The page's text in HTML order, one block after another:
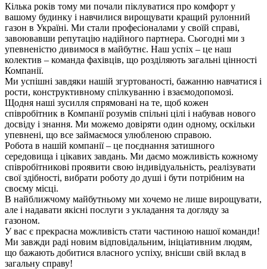
Кілька років тому ми почали піклуватися про комфорт у
вашому будинку і навчилися вирощувати кращий рулонний
газон в Україні. Ми стали професіоналами у своїй справі,
завоювавши репутацію надійного партнера. Сьогодні ми з
упевненістю дивимося в майбутнє. Наш успіх – це наш
колектив – команда фахівців, що розділяють загальні цінності
Компанії.
Ми успішні завдяки нашій згуртованості, бажанню навчатися і
рости, конструктивному спілкуванню і взаємодопомозі.
Щодня наші зусилля спрямовані на те, щоб кожен
співробітник в Компанії розумів спільні цілі і набував нового
досвіду і знання. Ми можемо довіряти один одному, оскільки
упевнені, що все займаємося улюбленою справою.
Робота в нашій компанії – це поєднання затишного
середовища і цікавих завдань. Ми даємо можливість кожному
співробітникові проявити свою індивідуальність, реалізувати
свої здібності, вибрати роботу до душі і бути потрібним на
своєму місці.
В найближчому майбутньому ми хочемо не лише вирощувати,
але і надавати якісні послуги з укладання та догляду за
газоном.
У вас є прекрасна можливість стати частиною нашої команди!
Ми завжди раді новим відповідальним, ініціативним людям,
що бажають добитися власного успіху, внісши свій вклад в
загальну справу!